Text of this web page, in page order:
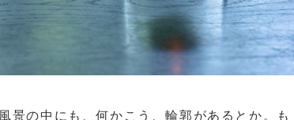
景の中にも、何かこう、輪郭があるとか。も